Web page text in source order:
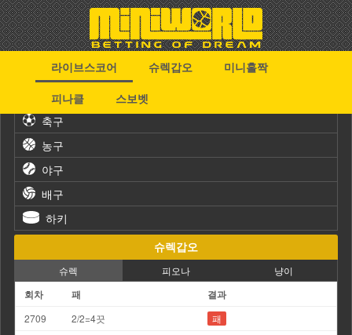
라이브스코어 슈렉갑오
미니홀짝
피나클
스보벳
축구
농구
야구
배구
하키
슈렉갑오
슈렉 피오나 냥이
회차 패 결과
2709 2/2=4끗
패